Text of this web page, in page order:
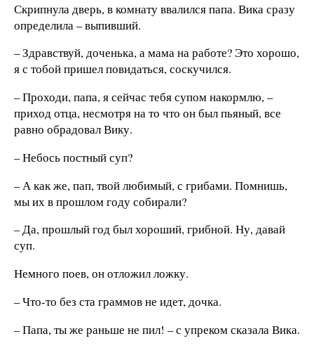
Скрипнула дверь, в комнату ввалился папа. Вика сразу
определила – выпивший.
– Здравствуй, доченька, а мама на работе? Это хорошо,
я с тобой пришел повидаться, соскучился.
– Проходи, папа, я сейчас тебя супом накормлю, –
приход отца, несмотря на то что он был пьяный, все
равно обрадовал Вику.
– Небось постный суп?
– А как же, пап, твой любимый, с грибами. Помнишь,
мы их в прошлом году собирали?
– Да, прошлый год был хороший, грибной. Ну, давай
суп.
Немного поев, он отложил ложку.
– Что-то без ста граммов не идет, дочка.
– Папа, ты же раньше не пил! – с упреком сказала Вика.